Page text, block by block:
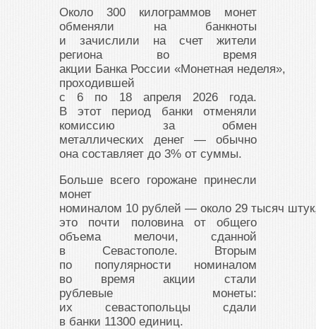
Около 300 килограммов монет
обменяли на банкноты
и зачислили на счет жители
региона во время
акции Банка России «Монетная неделя»,
проходившей
с 6 по 18 апреля 2026 года.
В этот период банки отменяли
комиссию за обмен
металлических денег — обычно
она составляет до 3% от суммы.
Больше всего горожане принесли
монет
номиналом 10 рублей — около 29 тысяч
это почти половина от общего
объема мелочи, сданной
в Севастополе. Вторым
по популярности номиналом
во время акции стали
рублевые монеты:
их севастопольцы сдали
в банки 11300 единиц.